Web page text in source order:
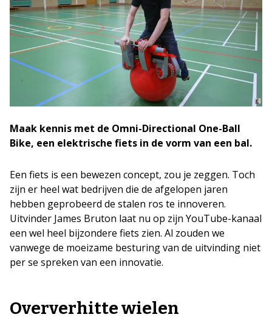
Maak kennis met de Omni-Directional One-Ball
Bike, een elektrische fiets in de vorm van een bal.
Een fiets is een bewezen concept, zou je zeggen. Toch
zijn er heel wat bedrijven die de afgelopen jaren
hebben geprobeerd de stalen ros te innoveren.
Uitvinder James Bruton laat nu op zijn YouTube-kanaal
een wel heel bijzondere fiets zien. Al zouden we
vanwege de moeizame besturing van de uitvinding niet
per se spreken van een innovatie.
Oververhitte wielen